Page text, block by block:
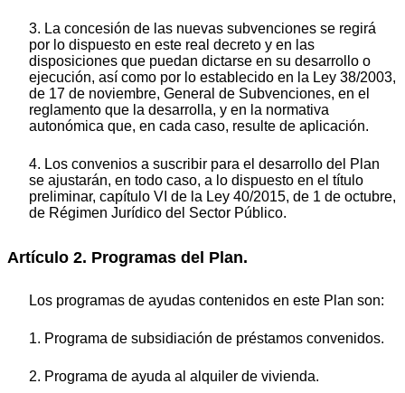
3. La concesión de las nuevas subvenciones se regirá
por lo dispuesto en este real decreto y en las
disposiciones que puedan dictarse en su desarrollo o
ejecución, así como por lo establecido en la Ley 38/2003,
de 17 de noviembre, General de Subvenciones, en el
reglamento que la desarrolla, y en la normativa
autonómica que, en cada caso, resulte de aplicación.
4. Los convenios a suscribir para el desarrollo del Plan
se ajustarán, en todo caso, a lo dispuesto en el título
preliminar, capítulo VI de la Ley 40/2015, de 1 de octubre,
de Régimen Jurídico del Sector Público.
Artículo 2. Programas del Plan.
Los programas de ayudas contenidos en este Plan son:
1. Programa de subsidiación de préstamos convenidos.
2. Programa de ayuda al alquiler de vivienda.